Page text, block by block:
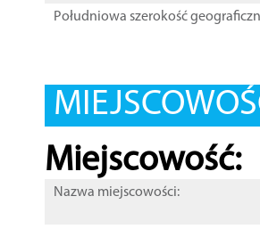
Południowa szerokość
Miejscowość:
Nazwa miejscowości: